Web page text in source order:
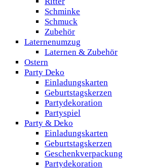
Schminke
Schmuck
Zubehör
Laternenumzug
Laternen & Zubehör
Ostern
Party Deko
Einladungskarten
Geburtstagskerzen
Partydekoration
Partyspiel
Party & Deko
Einladungskarten
Geburtstagskerzen
Geschenkverpackung
Partydekoration